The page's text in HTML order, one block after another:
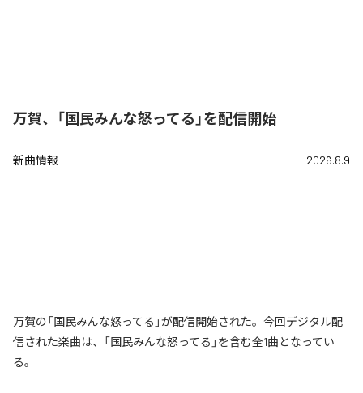
万賀、「国民みんな怒ってる」を配信開始
新曲情報 2026.8.9
万賀の「国民みんな怒ってる」が配信開始された。今回デジタル配
信された楽曲は、「国民みんな怒ってる」を含む全1曲となってい
る。